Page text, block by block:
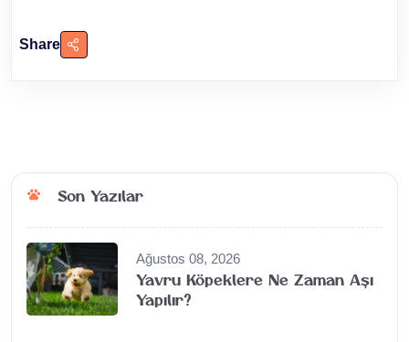
Share
Son Yazılar
Ağustos 08, 2026
Yavru Köpeklere Ne Zaman Aşı
Yapılır?